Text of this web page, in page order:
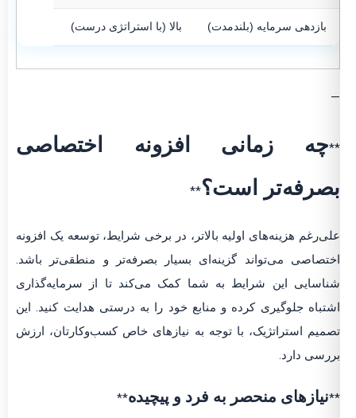
بازدهی سرمایه (بلندمدت) بالا (با استراتژی درست)
—
**چه زمانی افزونه اختصاصی
بصرفه‌تر است؟**
علی‌رغم هزینه‌های اولیه بالاتر، در برخی شرایط، توسعه یک افزونه
اختصاصی می‌تواند گزینه‌ای بسیار بصرفه‌تر و منطقی‌تر باشد.
شناسایی این شرایط به شما کمک می‌کند تا از سرمایه‌گذاری
اشتباه جلوگیری کرده و منابع خود را به درستی هدایت کنید. این
تصمیم استراتژیک، با توجه به نیازهای خاص کسب‌وکارتان، ارزش
بررسی دارد.
**نیازهای منحصر به فرد و پیچیده**